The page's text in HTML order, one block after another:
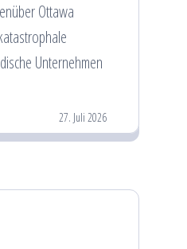
Ottawa
Unternehmen
27. Juli 2026